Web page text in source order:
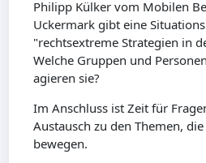
Philipp Külker vom Mobilen
Uckermark gibt eine
"rechtsextreme Strategien in
Welche Gruppen und
agieren sie?
Im Anschluss ist Zeit für
Austausch zu den Themen,
bewegen.